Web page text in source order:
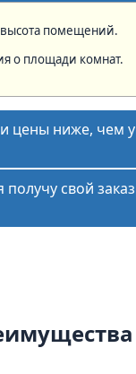
помещений.
о площади комнат.
цены ниже, чем у
получу свой